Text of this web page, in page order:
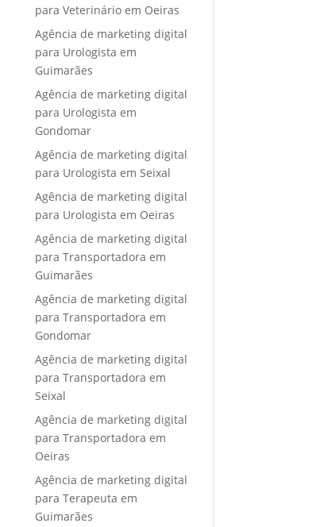
para Veterinário em Oeiras
Agência de marketing digital
para Urologista em
Guimarães
Agência de marketing digital
para Urologista em
Gondomar
Agência de marketing digital
para Urologista em Seixal
Agência de marketing digital
para Urologista em Oeiras
Agência de marketing digital
para Transportadora em
Guimarães
Agência de marketing digital
para Transportadora em
Gondomar
Agência de marketing digital
para Transportadora em
Seixal
Agência de marketing digital
para Transportadora em
Oeiras
Agência de marketing digital
para Terapeuta em
Guimarães